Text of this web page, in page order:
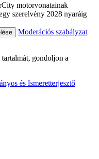
motorvonatainak
szerelvény 2028 nyaráig
Moderációs szabályzat
gondoljon a
és Ismeretterjesztő